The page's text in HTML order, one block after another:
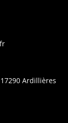
Ardillières